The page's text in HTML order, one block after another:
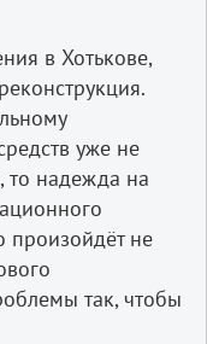
в Хотькове,
уже не
то надежда на
произойдёт не
так, чтобы